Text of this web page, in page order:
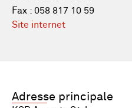
Fax : 058 817 10 59
Site internet
Adresse principale